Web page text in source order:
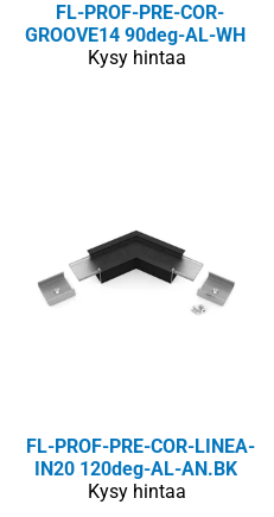
FL-PROF-PRE-COR-
GROOVE14 90deg-AL-WH
Kysy hintaa
FL-PROF-PRE-COR-LINEA-
IN20 120deg-AL-AN.BK
Kysy hintaa